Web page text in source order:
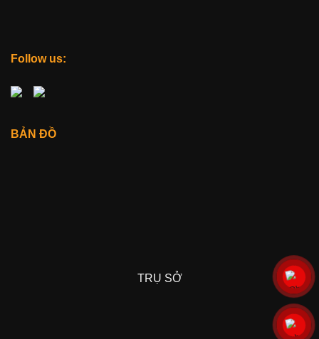
Follow us:
BẢN ĐỒ
TRỤ SỞ